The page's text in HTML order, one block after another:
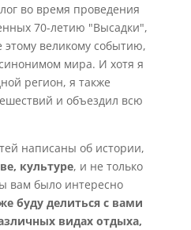
во время проведения
70-летию "Высадки",
этому великому событию,
мира. И хотя я
регион, я также
и объездил всю
написаны об истории,
культуре, и не только
вам было интересно
буду делиться с вами
видах отдыха,